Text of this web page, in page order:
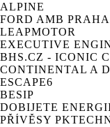
ALPINE
FORD AMB PRAHA
LEAPMOTOR
EXECUTIVE
BHS.CZ - ICONIC
CONTINENTAL A
ESCAPE6
BESIP
DOBIJETE
PŘÍVĚSY